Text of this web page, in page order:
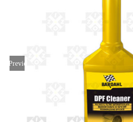
Previous